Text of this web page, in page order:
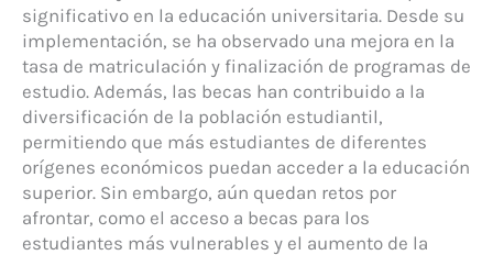
significativo en la educación universitaria. Desde su
implementación, se ha observado una mejora en la
tasa de matriculación y finalización de programas de
estudio. Además, las becas han contribuido a la
diversificación de la población estudiantil,
permitiendo que más estudiantes de diferentes
orígenes económicos puedan acceder a la educación
superior. Sin embargo, aún quedan retos por
afrontar, como el acceso a becas para los
estudiantes más vulnerables y el aumento de la